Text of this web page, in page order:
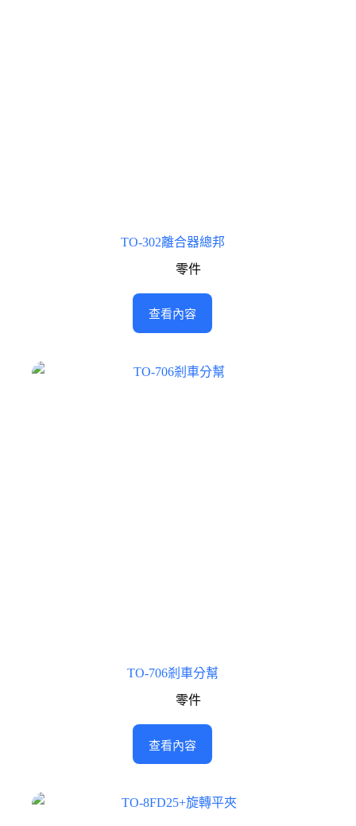
TO-302離合器總邦
零件
查看內容
TO-706剎車分幫
零件
查看內容